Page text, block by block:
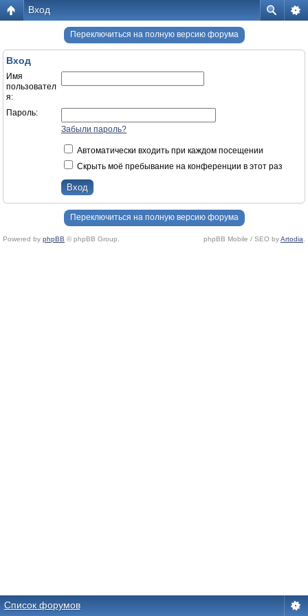
Вход
Переключиться на полную версию форума
Вход
Имя
пользовател
я:
Пароль:
Забыли пароль?
Автоматически входить при каждом посещении
Скрыть моё пребывание на конференции в этот раз
Переключиться на полную версию форума
Powered by phpBB © phpBB Group. phpBB Mobile / SEO byArtodia
Список форумов